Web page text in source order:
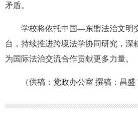
矛盾。
学校将依托中国—东盟法治文明
台，持续推进跨境法学协同研究，深
为国际法治交流合作贡献更多力量。
（供稿：党政办公室 撰稿：昌盛